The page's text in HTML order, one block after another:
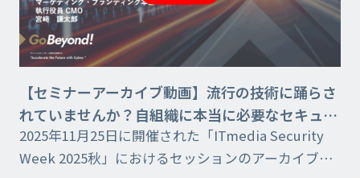
【セミナーアーカイブ動画】流行の技術に踊らさ
れていませんか？自組織に本当に必要なセキュリ
ティを理解する近道​
2025年11月25日に開催された「ITmedia Security
Week 2025秋」におけるセッションのアーカイブ動